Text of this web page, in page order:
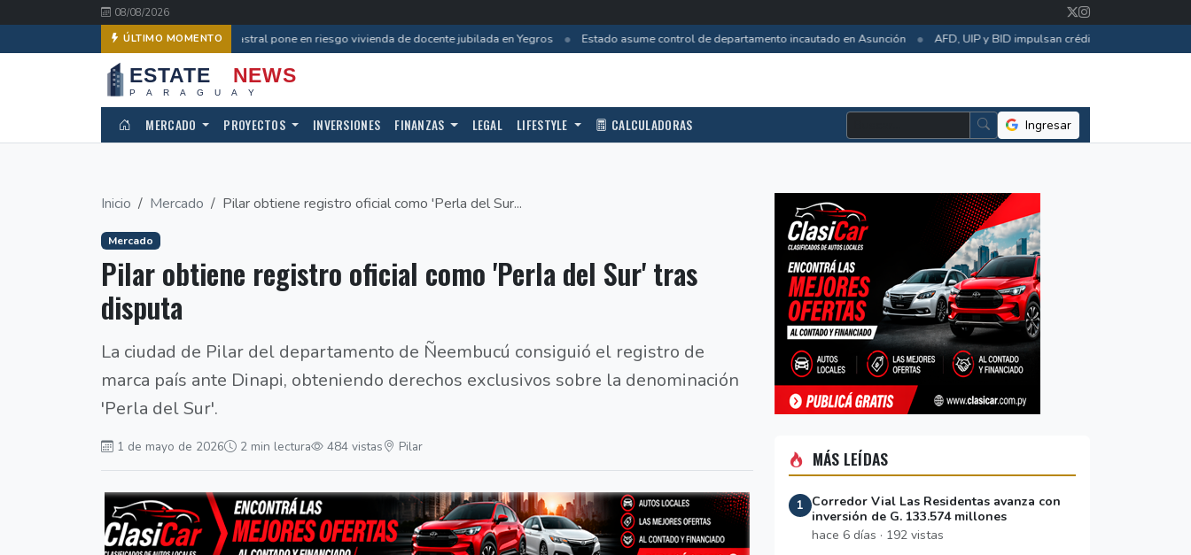
08/08/2026
ÚLTIMO MOMENTOError catastral pone en riesgo vivienda de docente jubilada en Yegros • Estado asume control de departamento incautado en Asunción • AFD, UIP y BID impulsan créditos para eficiencia
MERCADO PROYECTOS INVERSIONES FINANZAS LEGAL LIFESTYLE CALCULADORAS Ingresar
Inicio Mercado Pilar obtiene registro oficial como 'Perla del Sur...
Mercado
Pilar obtiene registro oficial como 'Perla del Sur' tras
disputa
La ciudad de Pilar del departamento de Ñeembucú consiguió el registro de
marca país ante Dinapi, obteniendo derechos exclusivos sobre la denominación
'Perla del Sur'.
1 de mayo de 2026 2 min lectura 484 vistas Pilar
MÁS LEÍDAS
1
Corredor Vial Las Residentas avanza con
inversión de G. 133.574 millones
hace 6 días · 192 vistas